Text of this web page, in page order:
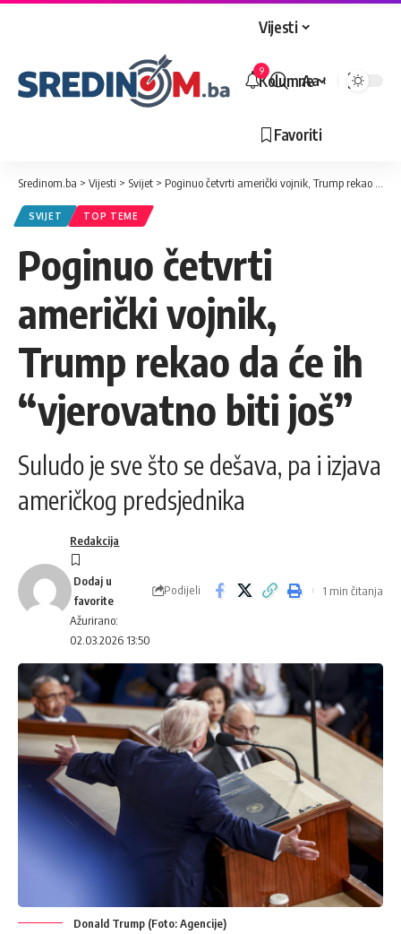
Vijesti
Kolumne
Favoriti
9
Veličina
Aa
Sredinom.ba > Vijesti > Svijet > Poginuo četvrti američki vojnik, Trump rekao da će ih “vjerovatno biti još”
SVIJET TOP TEME
Poginuo četvrti
američki vojnik,
Trump rekao da će ih
“vjerovatno biti još”
Suludo je sve što se dešava, pa i izjava
američkog predsjednika
Ažurirano:
02.03.2026 13:50
Redakcija
Podijeli 1 min čitanja
Donald Trump (Foto: Agencije)